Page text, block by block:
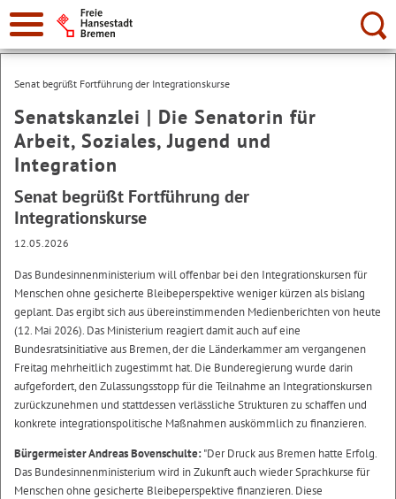
Suche:
Senat begrüßt Fortführung der Integrationskurse
Senatskanzlei | Die Senatorin für
Arbeit, Soziales, Jugend und
Integration
Senat begrüßt Fortführung der
Integrationskurse
12.05.2026
Das Bundesinnenministerium will offenbar bei den Integrationskursen für
Menschen ohne gesicherte Bleibeperspektive weniger kürzen als bislang
geplant. Das ergibt sich aus übereinstimmenden Medienberichten von heute
(12. Mai 2026). Das Ministerium reagiert damit auch auf eine
Bundesratsinitiative aus Bremen, der die Länderkammer am vergangenen
Freitag mehrheitlich zugestimmt hat. Die Bunderegierung wurde darin
aufgefordert, den Zulassungsstopp für die Teilnahme an Integrationskursen
zurückzunehmen und stattdessen verlässliche Strukturen zu schaffen und
konkrete integrationspolitische Maßnahmen auskömmlich zu finanzieren.
Bürgermeister Andreas Bovenschulte:"Der Druck aus Bremen hatte Erfolg.
Das Bundesinnenministerium wird in Zukunft auch wieder Sprachkurse für
Menschen ohne gesicherte Bleibeperspektive finanzieren. Diese